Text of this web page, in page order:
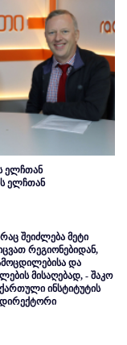
ელჩთან
ელჩთან
რაც შეიძლება მეტი
რეგიონებიდან,
და
მისაღებად, - შაკო
ინსტიტუტის